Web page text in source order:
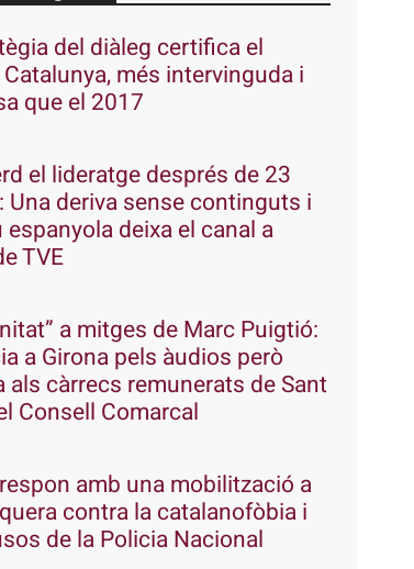
del diàleg certifica el
més intervinguda i
que el 2017
el lideratge després de 23
Una deriva sense continguts i
espanyola deixa el canal a
TVE
a mitges de Marc Puigtió:
a Girona pels àudios però
als càrrecs remunerats de Sant
Consell Comarcal
respon amb una mobilització a
contra la catalanofòbia i
de la Policia Nacional